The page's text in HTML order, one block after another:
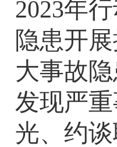
2023年
隐患开
大事故隐
发现严
光、约